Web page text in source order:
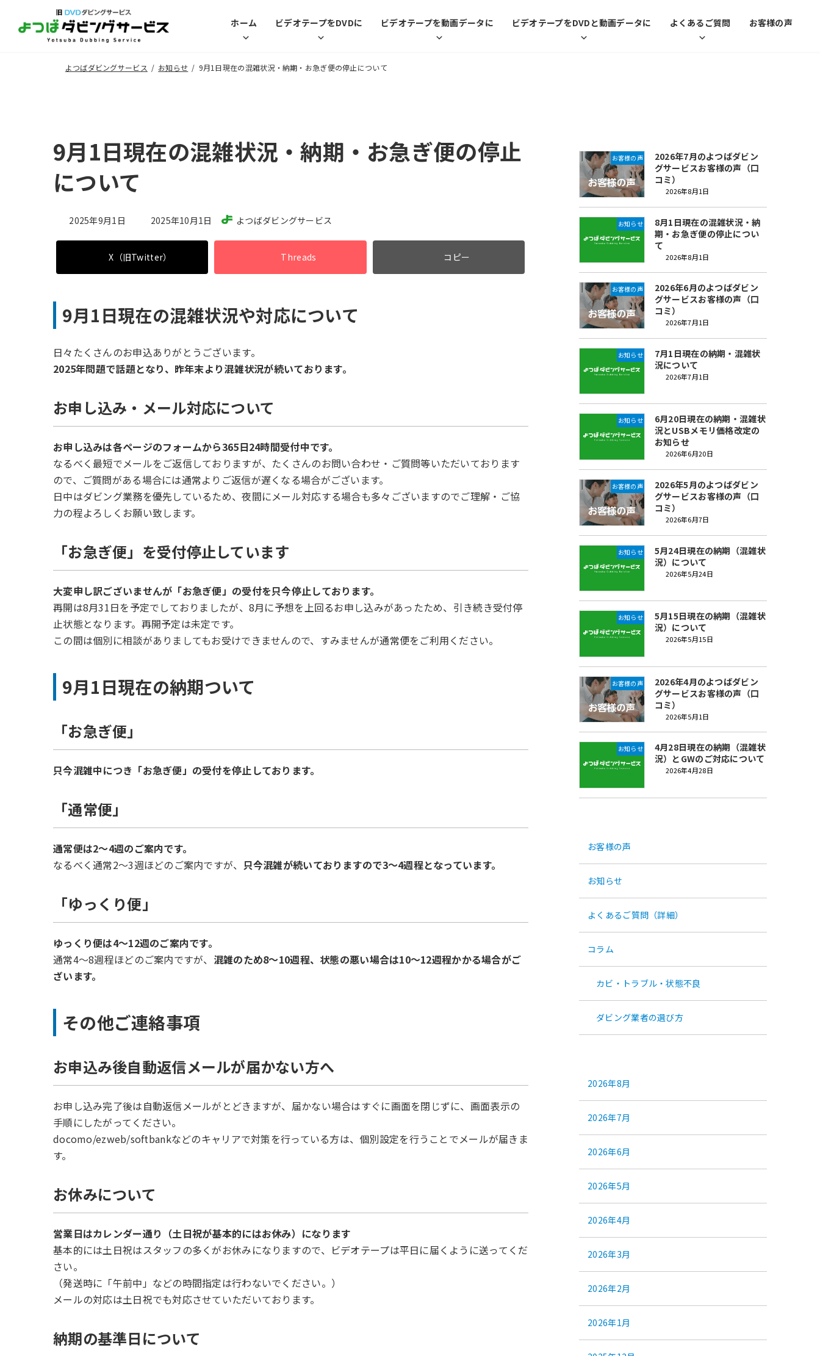
ホーム ビデオテープをDVDに ビデオテープを動画データに ビデオテープをDVDと動画データに よくあるご質問 お客様の声
よつばダビングサービス お知らせ 9月1日現在の混雑状況・納期・お急ぎ便の停止について
9月1日現在の混雑状況・納期・お急ぎ便の停止
について
2025年9月1日
最
新
:
2025年10月1日 よつばダビングサービス
X（旧Twitter） Threads コピー
9月1日現在の混雑状況や対応について
日々たくさんのお申込ありがとうございます。
2025年問題で話題となり、昨年末より混雑状況が続いております。
お申し込み・メール対応について
お申し込みは各ページのフォームから365日24時間受付中です。
なるべく最短でメールをご返信しておりますが、たくさんのお問い合わせ・ご質問等いただいております
ので、ご質問がある場合には通常よりご返信が遅くなる場合がございます。
日中はダビング業務を優先しているため、夜間にメール対応する場合も多々ございますのでご理解・ご協
力の程よろしくお願い致します。
「お急ぎ便」を受付停止しています
大変申し訳ございませんが「お急ぎ便」の受付を只今停止しております。
再開は8月31日を予定でしておりましたが、8月に予想を上回るお申し込みがあったため、引き続き受付停
止状態となります。再開予定は未定です。
この間は個別に相談がありましてもお受けできませんので、すみませんが通常便をご利用ください。
9月1日現在の納期ついて
「お急ぎ便」
只今混雑中につき「お急ぎ便」の受付を停止しております。
「通常便」
通常便は2～4週のご案内です。
なるべく通常2～3週ほどのご案内ですが、 只今混雑が続いておりますので3～4週程となっています。
「ゆっくり便」
ゆっくり便は4～12週のご案内です。
通常4～8週程ほどのご案内ですが、 混雑のため8～10週程、状態の悪い場合は10～12週程かかる場合がご
ざいます。
その他ご連絡事項
お申込み後自動返信メールが届かない方へ
お申し込み完了後は自動返信メールがとどきますが、届かない場合はすぐに画面を閉じずに、画面表示の
手順にしたがってください。
docomo/ezweb/softbankなどのキャリアで対策を行っている方は、個別設定を行うことでメールが届きま
す。
お休みについて
営業日はカレンダー通り（土日祝が基本的にはお休み）になります
基本的には土日祝はスタッフの多くがお休みになりますので、ビデオテープは平日に届くように送ってくだ
さい。
（発送時に「午前中」などの時間指定は行わないでください。）
メールの対応は土日祝でも対応させていただいております。
納期の基準日について
お客様の声
2026年7月のよつばダビン
グサービスお客様の声（口
コミ）
2026年8月1日
お知らせ
8月1日現在の混雑状況・納
期・お急ぎ便の停止につい
て
2026年8月1日
お客様の声
2026年6月のよつばダビン
グサービスお客様の声（口
コミ）
2026年7月1日
お知らせ
7月1日現在の納期・混雑状
況について
2026年7月1日
お知らせ
6月20日現在の納期・混雑状
況とUSBメモリ価格改定の
お知らせ
2026年6月20日
お客様の声
2026年5月のよつばダビン
グサービスお客様の声（口
コミ）
2026年6月7日
お知らせ
5月24日現在の納期（混雑状
況）について
2026年5月24日
お知らせ
5月15日現在の納期（混雑状
況）について
2026年5月15日
お客様の声
2026年4月のよつばダビン
グサービスお客様の声（口
コミ）
2026年5月1日
お知らせ
4月28日現在の納期（混雑状
況）とGWのご対応について
2026年4月28日
お客様の声
お知らせ
よくあるご質問（詳細）
コラム
カビ・トラブル・状態不良
ダビング業者の選び方
2026年8月
2026年7月
2026年6月
2026年5月
2026年4月
2026年3月
2026年2月
2026年1月